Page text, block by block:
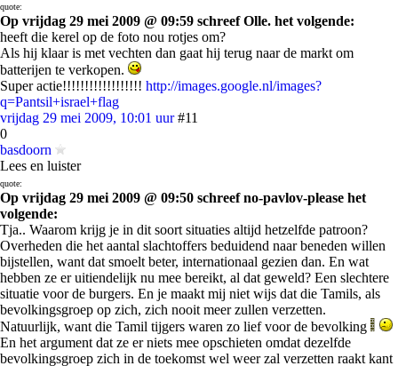
quote:
Op vrijdag 29 mei 2009 @ 09:59 schreef Olle. het volgende:
heeft die kerel op de foto nou rotjes om?
Als hij klaar is met vechten dan gaat hij terug naar de markt om
batterijen te verkopen.
Super actie!!!!!!!!!!!!!!!!!! http://images.google.nl/images?
q=Pantsil+israel+flag
vrijdag 29 mei 2009, 10:01 uur #11
0
basdoorn
Lees en luister
quote:
Op vrijdag 29 mei 2009 @ 09:50 schreef no-pavlov-please het
volgende:
Tja.. Waarom krijg je in dit soort situaties altijd hetzelfde patroon?
Overheden die het aantal slachtoffers beduidend naar beneden willen
bijstellen, want dat smoelt beter, internationaal gezien dan. En wat
hebben ze er uitiendelijk nu mee bereikt, al dat geweld? Een slechtere
situatie voor de burgers. En je maakt mij niet wijs dat die Tamils, als
bevolkingsgroep op zich, zich nooit meer zullen verzetten.
Natuurlijk, want die Tamil tijgers waren zo lief voor de bevolking
En het argument dat ze er niets mee opschieten omdat dezelfde
bevolkingsgroep zich in de toekomst wel weer zal verzetten raakt kant